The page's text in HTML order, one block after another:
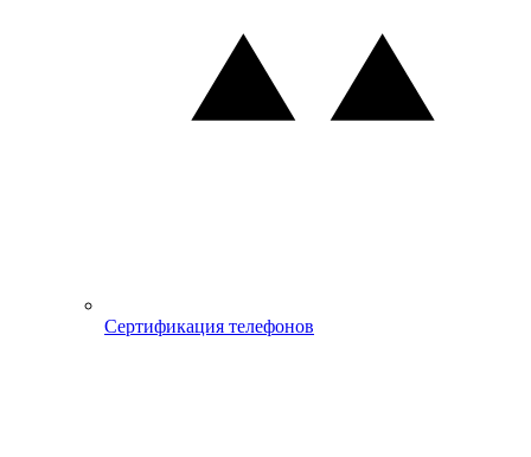
Сертификация телефонов